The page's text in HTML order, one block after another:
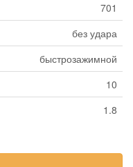
701
без удара
быстрозажимной
10
1.8